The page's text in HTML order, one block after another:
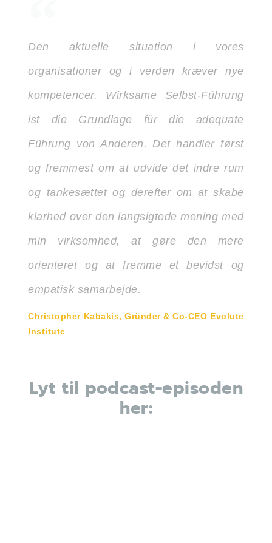
Den aktuelle situation i vores
organisationer og i verden kræver nye
kompetencer. Wirksame Selbst-Führung
ist die Grundlage für die adequate
Führung von Anderen. Det handler først
og fremmest om at udvide det indre rum
og tankesættet og derefter om at skabe
klarhed over den langsigtede mening med
min virksomhed, at gøre den mere
orienteret og at fremme et bevidst og
empatisk samarbejde.
Christopher Kabakis, Gründer & Co-CEO Evolute
Institute
Lyt til podcast-episoden
her: